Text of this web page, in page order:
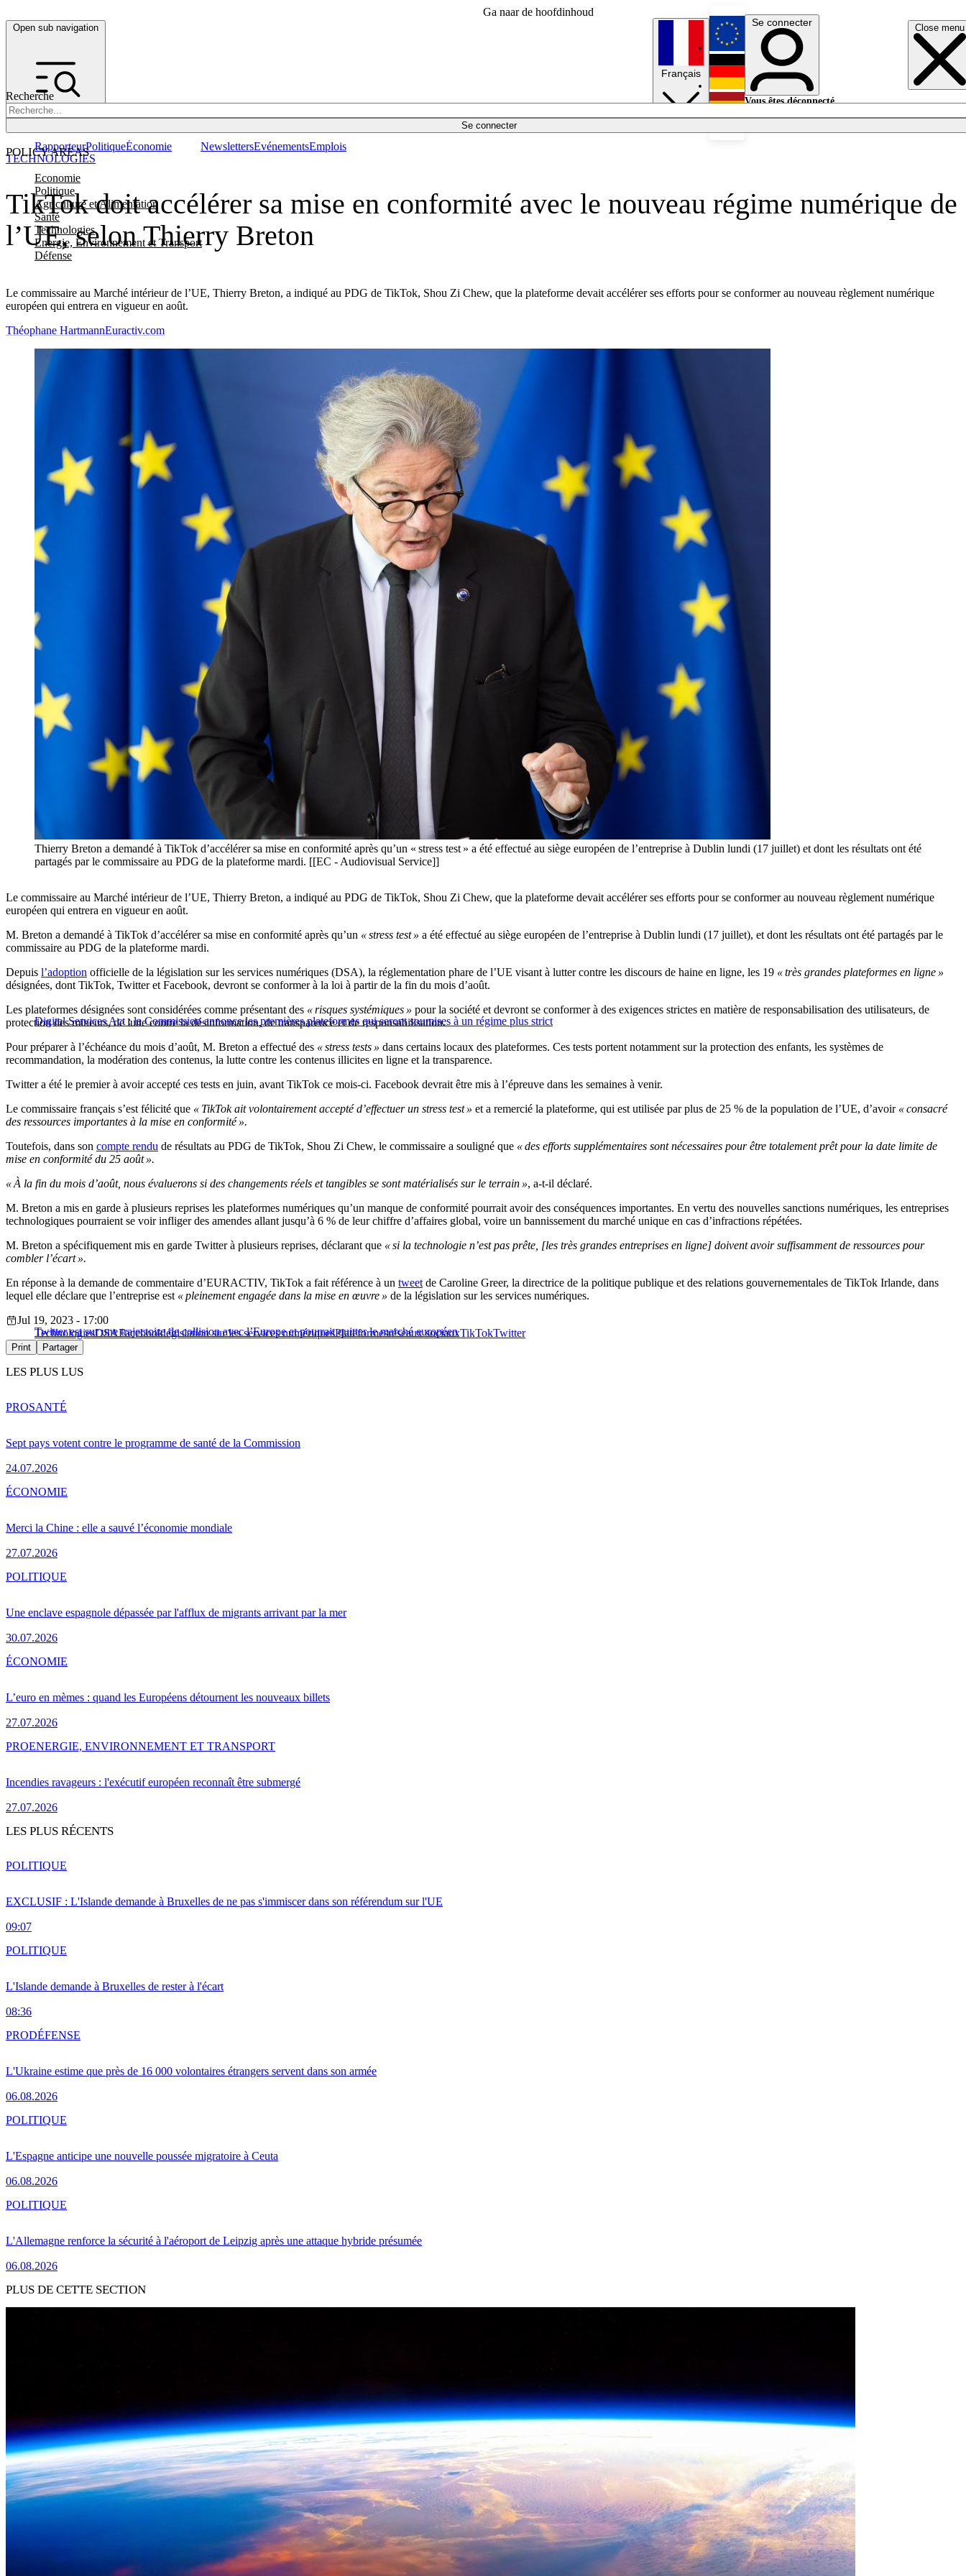
Ga naar de hoofdinhoud
Open sub navigation Close menu
Recherche
Se connecter
POLICY AREAS
Economie
Politique
Agriculture et Alimentation
Santé
Technologies
Energie, Environnement et Transport
Défense
RapporteurPolitiqueÉconomie NewslettersEvénementsEmplois
Français
English
Deutsch
Se connecter
Vous êtes déconnecté.
TikTok doit accélérer sa mise en conformité avec le nouveau régime numérique de
l’UE, selon Thierry Breton
Le commissaire au Marché intérieur de l’UE, Thierry Breton, a indiqué au PDG de TikTok, Shou Zi Chew, que la plateforme devait accélérer ses efforts pour se conformer au nouveau règlement numérique
européen qui entrera en vigueur en août.
TECHNOLOGIES
Théophane HartmannEuractiv.com
Thierry Breton a demandé à TikTok d’accélérer sa mise en conformité après qu’un « stress test » a été effectué au siège européen de l’entreprise à Dublin lundi (17 juillet) et dont les résultats ont été
partagés par le commissaire au PDG de la plateforme mardi. [[EC - Audiovisual Service]]
Le commissaire au Marché intérieur de l’UE, Thierry Breton, a indiqué au PDG de TikTok, Shou Zi Chew, que la plateforme devait accélérer ses efforts pour se conformer au nouveau règlement numérique
européen qui entrera en vigueur en août.
M. Breton a demandé à TikTok d’accélérer sa mise en conformité après qu’un « stress test » a été effectué au siège européen de l’entreprise à Dublin lundi (17 juillet), et dont les résultats ont été partagés par le
commissaire au PDG de la plateforme mardi.
Depuis l’adoption officielle de la législation sur les services numériques (DSA), la réglementation phare de l’UE visant à lutter contre les discours de haine en ligne, les 19 « très grandes plateformes en ligne »
désignées, dont TikTok, Twitter et Facebook, devront se conformer à la loi à partir de la fin du mois d’août.
Digital Services Act : la Commission annonce les premières plateformes qui seront soumises à un régime plus strict
Les plateformes désignées sont considérées comme présentant des « risques systémiques » pour la société et devront se conformer à des exigences strictes en matière de responsabilisation des utilisateurs, de
protection des mineurs, de lutte contre la désinformation, de transparence et de responsabilisation.
Pour préparer à l’échéance du mois d’août, M. Breton a effectué des « stress tests » dans certains locaux des plateformes. Ces tests portent notamment sur la protection des enfants, les systèmes de
recommandation, la modération des contenus, la lutte contre les contenus illicites en ligne et la transparence.
Twitter a été le premier à avoir accepté ces tests en juin, avant TikTok ce mois-ci. Facebook devrait être mis à l’épreuve dans les semaines à venir.
Le commissaire français s’est félicité que « TikTok ait volontairement accepté d’effectuer un stress test » et a remercié la plateforme, qui est utilisée par plus de 25 % de la population de l’UE, d’avoir « consacré
des ressources importantes à la mise en conformité ».
Toutefois, dans son compte rendu de résultats au PDG de TikTok, Shou Zi Chew, le commissaire a souligné que « des efforts supplémentaires sont nécessaires pour être totalement prêt pour la date limite de
mise en conformité du 25 août ».
« À la fin du mois d’août, nous évaluerons si des changements réels et tangibles se sont matérialisés sur le terrain », a-t-il déclaré.
M. Breton a mis en garde à plusieurs reprises les plateformes numériques qu’un manque de conformité pourrait avoir des conséquences importantes. En vertu des nouvelles sanctions numériques, les entreprises
technologiques pourraient se voir infliger des amendes allant jusqu’à 6 % de leur chiffre d’affaires global, voire un bannissement du marché unique en cas d’infractions répétées.
M. Breton a spécifiquement mis en garde Twitter à plusieurs reprises, déclarant que « si la technologie n’est pas prête, [les très grandes entreprises en ligne] doivent avoir suffisamment de ressources pour
combler l’écart ».
En réponse à la demande de commentaire d’EURACTIV, TikTok a fait référence à un tweet de Caroline Greer, la directrice de la politique publique et des relations gouvernementales de TikTok Irlande, dans
lequel elle déclare que l’entreprise est « pleinement engagée dans la mise en œuvre » de la législation sur les services numériques.
Twitter est sur une trajectoire de collision avec l’Europe et pourrait quitter le marché européen
Jul 19, 2023 - 17:00
TechnologiesDSAFacebooklégislation sur les services numériquesPlateformesréseaux sociauxTikTokTwitter
Print Partager
LES PLUS LUS
Sept pays votent contre le programme de santé de la Commission
24.07.2026
PROSANTÉ
Merci la Chine : elle a sauvé l’économie mondiale
27.07.2026
ÉCONOMIE
Une enclave espagnole dépassée par l'afflux de migrants arrivant par la mer
30.07.2026
POLITIQUE
L’euro en mèmes : quand les Européens détournent les nouveaux billets
27.07.2026
ÉCONOMIE
Incendies ravageurs : l'exécutif européen reconnaît être submergé
27.07.2026
PROENERGIE, ENVIRONNEMENT ET TRANSPORT
LES PLUS RÉCENTS
EXCLUSIF : L'Islande demande à Bruxelles de ne pas s'immiscer dans son référendum sur l'UE
09:07
POLITIQUE
L'Islande demande à Bruxelles de rester à l'écart
08:36
POLITIQUE
L'Ukraine estime que près de 16 000 volontaires étrangers servent dans son armée
06.08.2026
PRODÉFENSE
L'Espagne anticipe une nouvelle poussée migratoire à Ceuta
06.08.2026
POLITIQUE
L'Allemagne renforce la sécurité à l'aéroport de Leipzig après une attaque hybride présumée
06.08.2026
POLITIQUE
PLUS DE CETTE SECTION